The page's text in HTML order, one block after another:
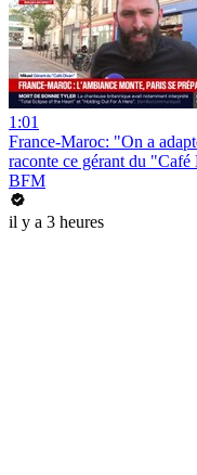
1:01
France-Maroc: "On a
raconte ce gérant du
BFM
il y a 3 heures